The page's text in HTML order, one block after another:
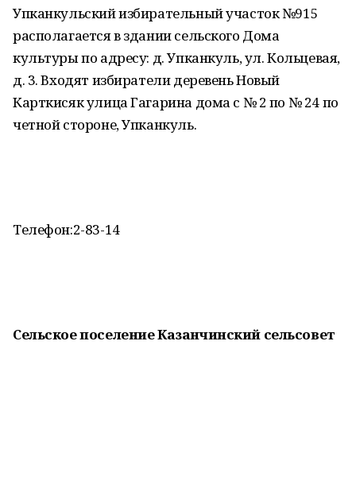
Упканкульский избирательный участок №915
располагается в здании сельского Дома
культуры по адресу: д. Упканкуль, ул. Кольцевая,
д. 3. Входят избиратели деревень Новый
Карткисяк улица Гагарина дома с № 2 по № 24 по
четной стороне, Упканкуль.
Телефон:2-83-14
Сельское поселение Казанчинский сельсовет